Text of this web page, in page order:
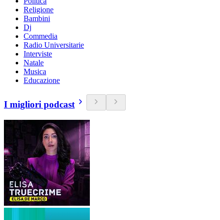
Religione
Bambini
Dj
Commedia
Radio Universitarie
Interviste
Natale
Musica
Educazione
I migliori podcast